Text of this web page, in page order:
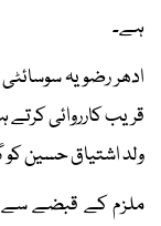
ہے۔
ادھر رضویہ
قریب کارروائی
ولد اشتیاق حسین کو